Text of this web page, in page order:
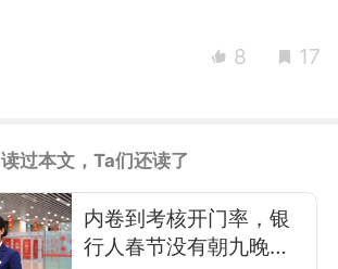
8 17
读过本文，Ta们还读了
内卷到考核开门率，银
行人春节没有朝九晚